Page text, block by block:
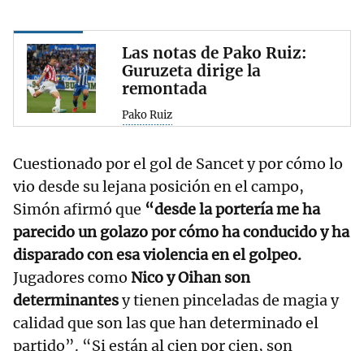
Las notas de Pako Ruiz:
Guruzeta dirige la
remontada
Pako Ruiz
Cuestionado por el gol de Sancet y por cómo lo
vio desde su lejana posición en el campo,
Simón afirmó que “desde la portería me ha
parecido un golazo por cómo ha conducido y ha
disparado con esa violencia en el golpeo.
Jugadores como Nico y Oihan son
determinantesy tienen pinceladas de magia y
calidad que son las que han determinado el
partido”. “Si están al cien por cien, son